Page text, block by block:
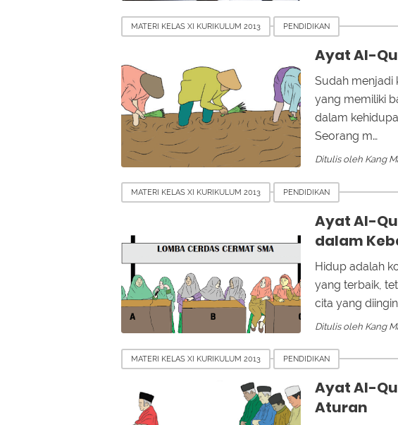
MATERI KELAS XI KURIKULUM 2013 PENDIDIKAN
Ayat Al-
Sudah menjadi
yang memiliki
dalam
Seorang m…
Ditulis oleh Kang
MATERI KELAS XI KURIKULUM 2013 PENDIDIKAN
Ayat Al-
dalam
Hidup adalah
yang terbaik,
cita yang
Ditulis oleh Kang
MATERI KELAS XI KURIKULUM 2013 PENDIDIKAN
Ayat Al-
Aturan